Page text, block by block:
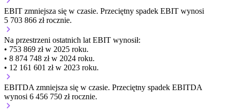
EBIT zmniejsza się w czasie. Przeciętny spadek EBIT wynosi
5 703 866 zł rocznie.
Na przestrzeni ostatnich lat EBIT wynosił:
• 753 869 zł w 2025 roku.
• 8 874 748 zł w 2024 roku.
• 12 161 601 zł w 2023 roku.
EBITDA zmniejsza się w czasie. Przeciętny spadek EBITDA
wynosi 6 456 750 zł rocznie.